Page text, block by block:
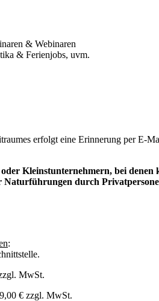
& Webinaren
& Ferienjobs, uvm.
erfolgt eine Erinnerung per
Kleinstunternehmern, bei denen
Naturführungen durch
:
MwSt.
€ zzgl. MwSt.